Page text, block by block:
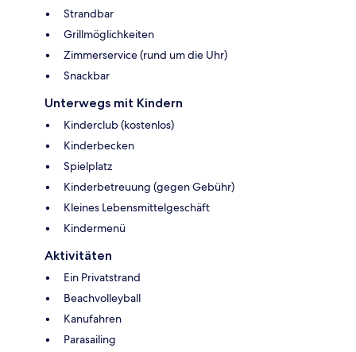
Strandbar
Grillmöglichkeiten
Zimmerservice (rund um die Uhr)
Snackbar
Unterwegs mit Kindern
Kinderclub (kostenlos)
Kinderbecken
Spielplatz
Kinderbetreuung (gegen Gebühr)
Kleines Lebensmittelgeschäft
Kindermenü
Aktivitäten
Ein Privatstrand
Beachvolleyball
Kanufahren
Parasailing